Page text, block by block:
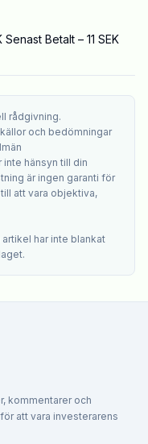
Senast Betalt – 11 SEK
rådgivning.
och bedömningar
hänsyn till din
är ingen garanti för
att vara objektiva,
har inte blankat
kommentarer och
att vara investerarens